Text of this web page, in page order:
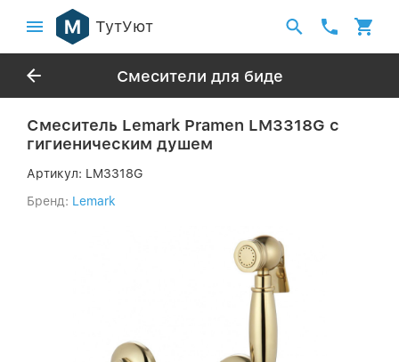
ТутУют
Смесители для биде
Смеситель Lemark Pramen LM3318G с
гигиеническим душем
Артикул: LM3318G
Бренд: Lemark